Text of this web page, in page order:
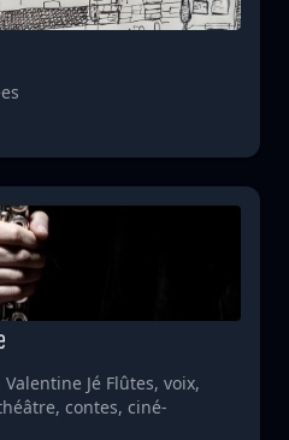
Jé Flûtes, voix,
contes, ciné-